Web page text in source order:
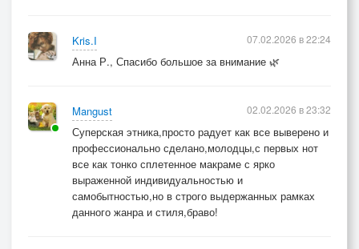
Kris.I
Анна Р., Спасибо большое за внимание 🌿
07.02.2026 в 22:24
Mangust
Суперская этника,просто радует как все выверено и
профессионально сделано,молодцы,с первых нот
все как тонко сплетенное макраме с ярко
выраженной индивидуальностью и
самобытностью,но в строго выдержанных рамках
данного жанра и стиля,браво!
02.02.2026 в 23:32